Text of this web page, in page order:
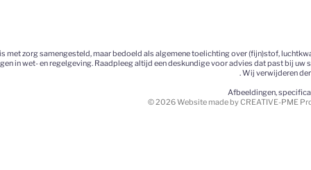
met zorg samengesteld, maar bedoeld als algemene toelichting over (fijn)stof,
in wet- en regelgeving. Raadpleeg altijd een deskundige voor advies dat past bij
. Wij verwijderen
Afbeeldingen,
© 2026 Website made by CREATIVE-PME